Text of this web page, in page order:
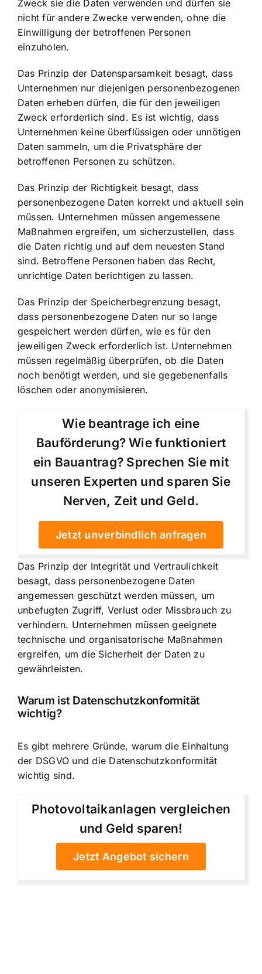
Zweck sie die Daten verwenden und dürfen sie
nicht für andere Zwecke verwenden, ohne die
Einwilligung der betroffenen Personen
einzuholen.
Das Prinzip der Datensparsamkeit besagt, dass
Unternehmen nur diejenigen personenbezogenen
Daten erheben dürfen, die für den jeweiligen
Zweck erforderlich sind. Es ist wichtig, dass
Unternehmen keine überflüssigen oder unnötigen
Daten sammeln, um die Privatsphäre der
betroffenen Personen zu schützen.
Das Prinzip der Richtigkeit besagt, dass
personenbezogene Daten korrekt und aktuell sein
müssen. Unternehmen müssen angemessene
Maßnahmen ergreifen, um sicherzustellen, dass
die Daten richtig und auf dem neuesten Stand
sind. Betroffene Personen haben das Recht,
unrichtige Daten berichtigen zu lassen.
Das Prinzip der Speicherbegrenzung besagt,
dass personenbezogene Daten nur so lange
gespeichert werden dürfen, wie es für den
jeweiligen Zweck erforderlich ist. Unternehmen
müssen regelmäßig überprüfen, ob die Daten
noch benötigt werden, und sie gegebenenfalls
löschen oder anonymisieren.
Wie beantrage ich eine
Bauförderung? Wie funktioniert
ein Bauantrag? Sprechen Sie mit
unseren Experten und sparen Sie
Nerven, Zeit und Geld.
Jetzt unverbindlich anfragen
Das Prinzip der Integrität und Vertraulichkeit
besagt, dass personenbezogene Daten
angemessen geschützt werden müssen, um
unbefugten Zugriff, Verlust oder Missbrauch zu
verhindern. Unternehmen müssen geeignete
technische und organisatorische Maßnahmen
ergreifen, um die Sicherheit der Daten zu
gewährleisten.
Warum ist Datenschutzkonformität
wichtig?
Es gibt mehrere Gründe, warum die Einhaltung
der DSGVO und die Datenschutzkonformität
wichtig sind.
Photovoltaikanlagen vergleichen
und Geld sparen!
Jetzt Angebot sichern